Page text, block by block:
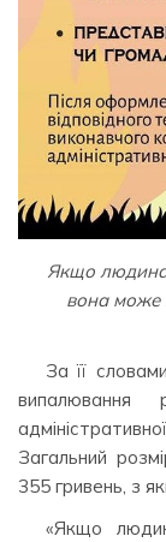
Якщо людина
вона може
За її
випалювання
Загальний
355 гривень, з
«Якщо